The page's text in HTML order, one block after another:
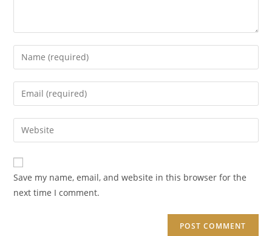
Enter
your
name
comment
Enter
your
email
address
comment
Enter
your
website
URL
(optional)
Save my name, email, and website in this browser for the
next time I comment.